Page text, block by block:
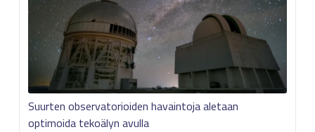
Suurten observatorioiden havaintoja aletaan
optimoida tekoälyn avulla